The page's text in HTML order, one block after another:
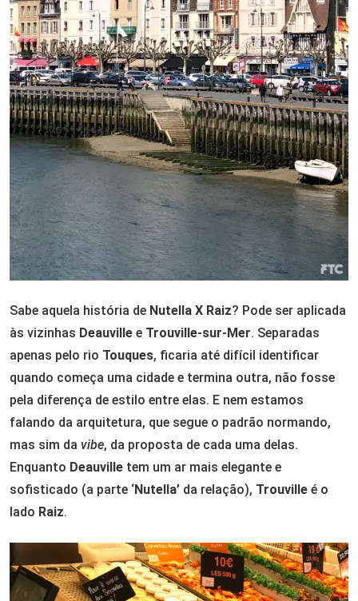
Sabe aquela história de Nutella X Raiz? Pode ser aplicada
às vizinhas Deauville e Trouville-sur-Mer. Separadas
apenas pelo rio Touques, ficaria até difícil identificar
quando começa uma cidade e termina outra, não fosse
pela diferença de estilo entre elas. E nem estamos
falando da arquitetura, que segue o padrão normando,
mas sim da vibe, da proposta de cada uma delas.
Enquanto Deauville tem um ar mais elegante e
sofisticado (a parte ‘Nutella’ da relação), Trouville é o
lado Raiz.